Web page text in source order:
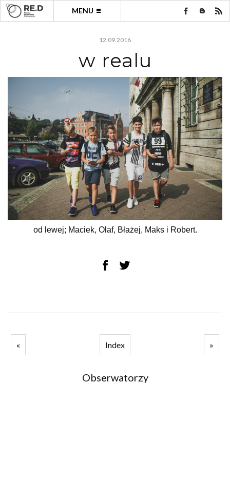
MENU
12.09.2016
w realu
od lewej; Maciek, Olaf, Błażej, Maks i Robert.
« Index »
Obserwatorzy